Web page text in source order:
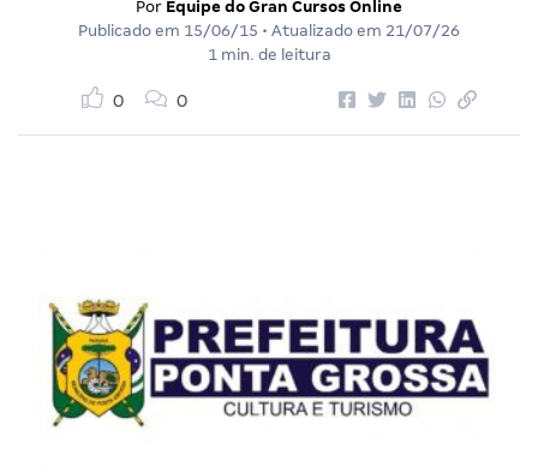
Por Equipe do Gran Cursos Online
Publicado em 15/06/15 • Atualizado em 21/07/26
1 min. de leitura
0 0